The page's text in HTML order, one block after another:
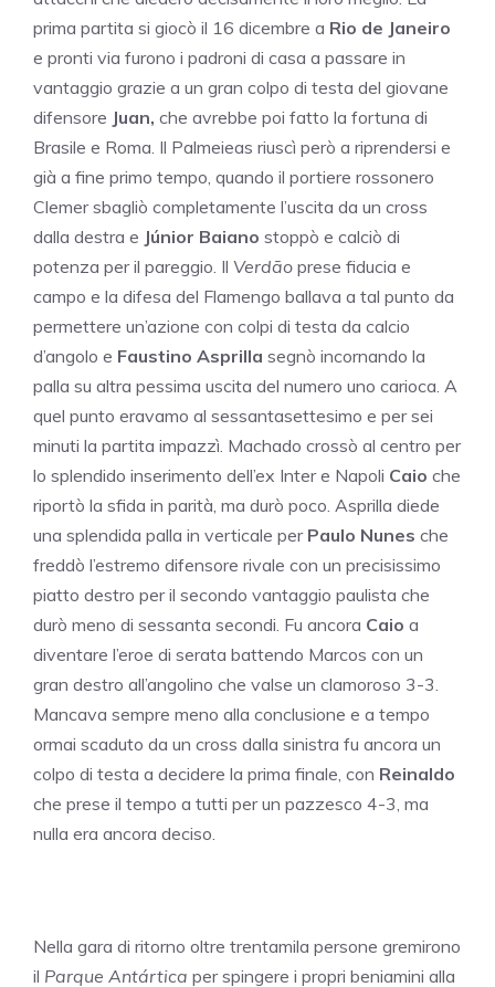
prima partita si giocò il 16 dicembre a Rio de Janeiro
e pronti via furono i padroni di casa a passare in
vantaggio grazie a un gran colpo di testa del giovane
difensore Juan, che avrebbe poi fatto la fortuna di
Brasile e Roma. Il Palmeieas riuscì però a riprendersi e
già a fine primo tempo, quando il portiere rossonero
Clemer sbagliò completamente l’uscita da un cross
dalla destra e Júnior Baiano stoppò e calciò di
potenza per il pareggio. Il Verdão prese fiducia e
campo e la difesa del Flamengo ballava a tal punto da
permettere un’azione con colpi di testa da calcio
d’angolo e Faustino Asprilla segnò incornando la
palla su altra pessima uscita del numero uno carioca. A
quel punto eravamo al sessantasettesimo e per sei
minuti la partita impazzì. Machado crossò al centro per
lo splendido inserimento dell’ex Inter e Napoli Caio che
riportò la sfida in parità, ma durò poco. Asprilla diede
una splendida palla in verticale per Paulo Nunes che
freddò l’estremo difensore rivale con un precisissimo
piatto destro per il secondo vantaggio paulista che
durò meno di sessanta secondi. Fu ancora Caio a
diventare l’eroe di serata battendo Marcos con un
gran destro all’angolino che valse un clamoroso 3-3.
Mancava sempre meno alla conclusione e a tempo
ormai scaduto da un cross dalla sinistra fu ancora un
colpo di testa a decidere la prima finale, con Reinaldo
che prese il tempo a tutti per un pazzesco 4-3, ma
nulla era ancora deciso.
Nella gara di ritorno oltre trentamila persone gremirono
il Parque Antártica per spingere i propri beniamini alla